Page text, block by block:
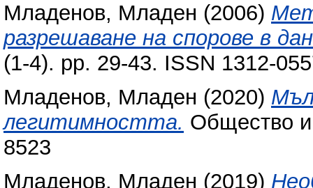
Младенов, Младен (2006)
разрешаване на спорове в
(1-4). pp. 29-43. ISSN 1312-
Младенов, Младен (2020)
легитимността. Общество
8523
Младенов, Младен (2019)